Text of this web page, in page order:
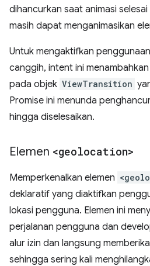
dihancurkan saat animasi
masih dapat menganimasikan
Untuk mengaktifkan
canggih, intent ini
pada objek ViewTransition
Promise ini menunda
hingga diselesaikan.
Elemen <geolocation>
Memperkenalkan elemen
deklaratif yang diaktifkan
lokasi pengguna. Elemen ini
perjalanan pengguna dan
alur izin dan langsung
sehingga sering kali